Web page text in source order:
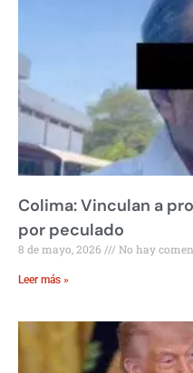
Colima: Vinculan a
por peculado
8 de mayo, 2026 No hay
Leer más »